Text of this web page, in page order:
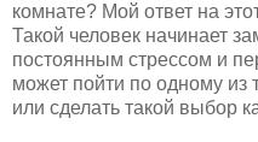
комнате? Мой ответ на
Такой человек начинает
постоянным стрессом и
может пойти по одному
или сделать такой выбор